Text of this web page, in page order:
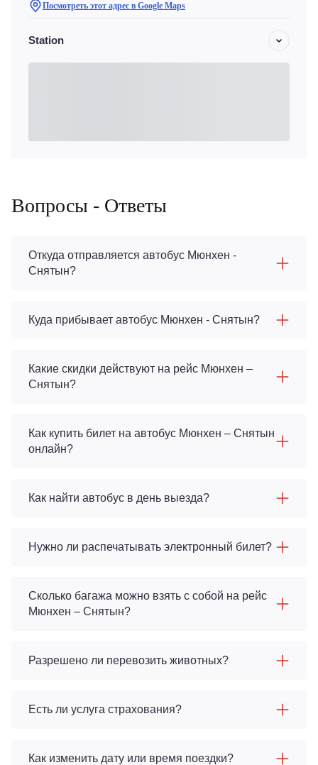
Посмотреть этот адрес в Google Maps
Station
Вопросы - Ответы
Откуда отправляется автобус Мюнхен -
Снятын?
Куда прибывает автобус Мюнхен - Снятын?
Какие скидки действуют на рейс Мюнхен –
Снятын?
Как купить билет на автобус Мюнхен – Снятын
онлайн?
Как найти автобус в день выезда?
Нужно ли распечатывать электронный билет?
Сколько багажа можно взять с собой на рейс
Мюнхен – Снятын?
Разрешено ли перевозить животных?
Есть ли услуга страхования?
Как изменить дату или время поездки?